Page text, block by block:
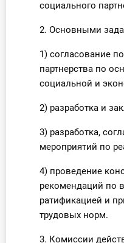
социального
2. Основными
1) согласование
партнерства по
социальной и
2) разработка и
3) разработка,
мероприятий по
4) проведение
рекомендаций по
ратификацией и
трудовых норм.
3. Комиссии